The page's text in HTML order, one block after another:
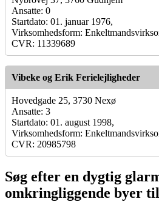
Ansatte: 0
Startdato: 01. januar 1976,
Virksomhedsform:
CVR: 11339689
Vibeke og Erik Ferielejligheder
Hovedgade 25, 3730 Nexø
Ansatte: 3
Startdato: 01. august 1998,
Virksomhedsform:
CVR: 20985798
Søg efter en dygtig
omkringliggende byer